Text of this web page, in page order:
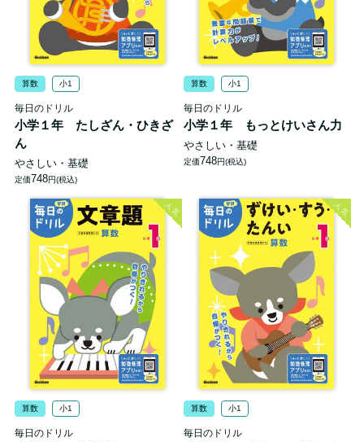
算数 小1
毎日のドリル
小学１年 たしざん・ひきざ
ん
やさしい・基礎
定価748円(税込)
算数 小1
毎日のドリル
小学１年 もっとけいさん力
やさしい・基礎
定価748円(税込)
人気
算数 小1
毎日のドリル
人気
算数 小1
毎日のドリル